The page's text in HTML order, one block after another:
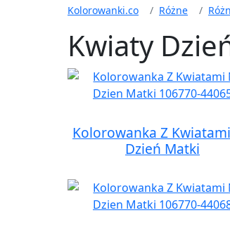
Kolorowanki.co Różne
Kwiaty
Kolorowanka Z
Dzień Matki